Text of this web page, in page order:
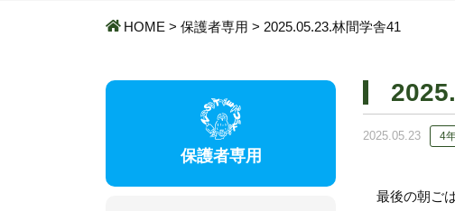
HOME > 保護者専用 > 2025.05.23.林間学舎41
2025.05.23 4
最後の朝ご
保護者専用